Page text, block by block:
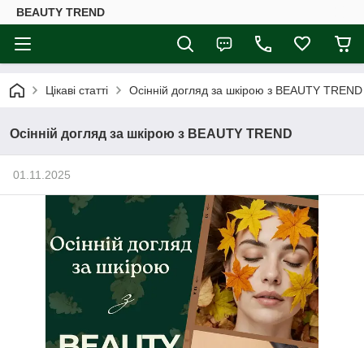
BEAUTY TREND
Цікаві статті Осінній догляд за шкірою з BEAUTY TREND
Осінній догляд за шкірою з BEAUTY TREND
01.11.2025